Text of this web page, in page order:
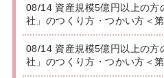
08/14 資産規模5億円以上の方
社」のつくり方・つかい方＜
08/14 資産規模5億円以上の方
社」のつくり方・つかい方＜